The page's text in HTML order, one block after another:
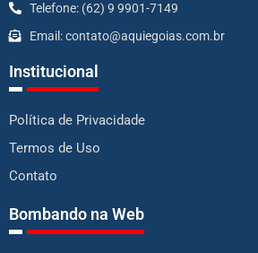
Telefone: (62) 9 9901-7149
Email: contato@aquiegoias.com.br
Institucional
Política de Privacidade
Termos de Uso
Contato
Bombando na Web